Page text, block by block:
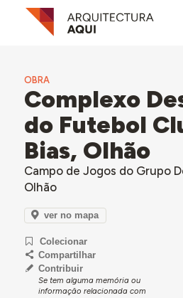
OBRA
Complexo
do Futebol
Bias, Olhão
Campo de Jogos do Grupo
Olhão
ver no mapa
Colecionar
Compartilhar
Contribuir
Se tem alguma memória ou
informação relacionada com